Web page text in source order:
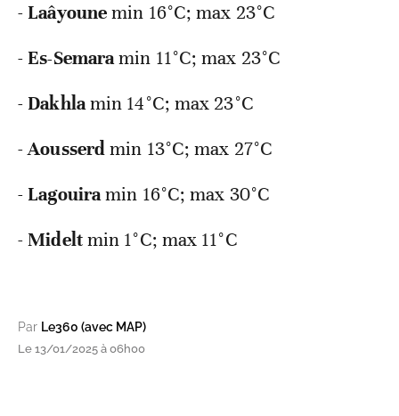
-Laâyounemin 16°C; max 23°C
-Es-Semaramin 11°C; max 23°C
-Dakhlamin 14°C; max 23°C
-Aousserdmin 13°C; max 27°C
-Lagouiramin 16°C; max 30°C
-Mideltmin 1°C; max 11°C
Par Le360 (avec MAP)
Le 13/01/2025 à 06h00